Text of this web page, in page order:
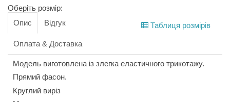
Оберіть розмір:
Таблиця розмірів
Опис Відгук
Оплата & Доставка
Модель виготовлена із злегка еластичного трикотажу.
Прямий фасон.
Круглий виріз